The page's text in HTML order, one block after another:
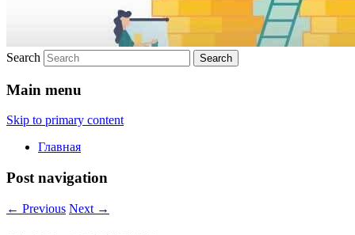
Search
Main menu
Skip to primary content
Главная
Post navigation
← Previous Next →